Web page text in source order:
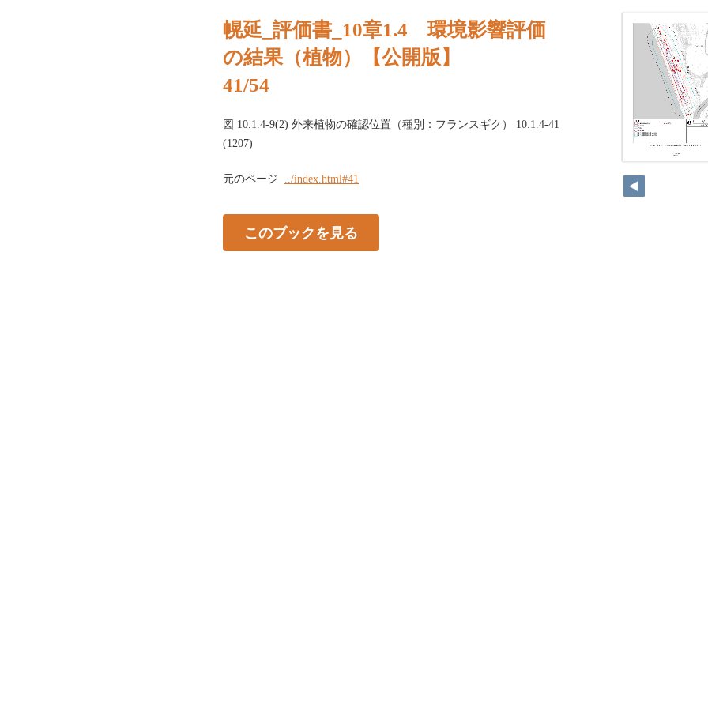
幌延_評価書_10章1.4 環境影響評価
の結果（植物）【公開版】
41/54
図 10.1.4-9(2) 外来植物の確認位置（種別：フランスギク） 10.1.4-41
(1207)
元のページ ../index.html#41
このブックを見る